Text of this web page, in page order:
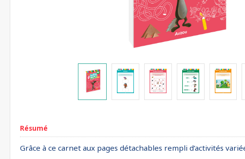
Résumé
Grâce à ce carnet aux pages détachables rempli d’activités